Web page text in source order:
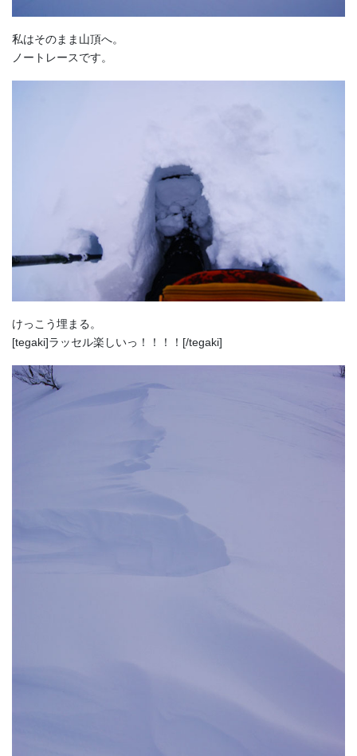
私はそのまま山頂へ。
ノートレースです。
けっこう埋まる。
[tegaki]ラッセル楽しいっ！！！！[/tegaki]